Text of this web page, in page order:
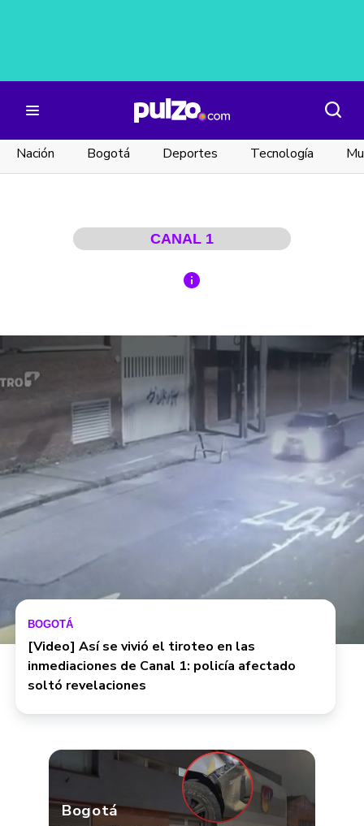
Nación Bogotá Deportes Tecnología
CANAL 1
BOGOTÁ
[Video] Así se vivió el tiroteo en las
inmediaciones de Canal 1: policía afectado
soltó revelaciones
Bogotá